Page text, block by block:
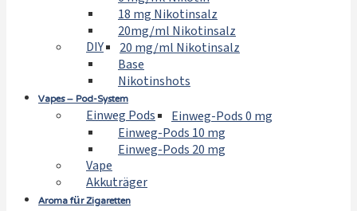
18 mg Nikotinsalz
20mg/ml Nikotinsalz
DIY
20 mg/ml Nikotinsalz
Base
Nikotinshots
Vapes – Pod-System
Einweg Pods
Einweg-Pods 0 mg
Einweg-Pods 10 mg
Einweg-Pods 20 mg
Vape
Akkuträger
Aroma für Zigaretten